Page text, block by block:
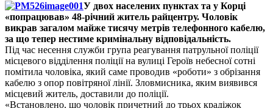
У двох населених пунктах та у Корці
«попрацював» 48-річний житель райцентру. Чоловік
викрав загалом майже тисячу метрів телефонного кабелю,
за що тепер нестиме кримінальну відповідальність.
Під час несення служби група реагування патрульної поліції
місцевого відділення поліції на вулиці Героїв небесної сотні
помітила чоловіка, який саме проводив «роботи» з обрізання
кабелю з опор повітряної лінії. Зловмисника, яким виявився
місцевий житель, доставили до поліції.
«Встановлено, що чоловік причетний до трьох крадіжок